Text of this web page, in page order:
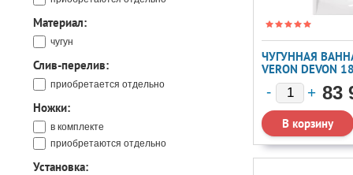
Материал:
чугун
Слив-перелив:
приобретается отдельно
Ножки:
в комплекте
приобретаются отдельно
Установка:
ЧУГУННАЯ
VERON DEVON
ЧЕРНЫМИ
РУЧКАМИ И А/П
83